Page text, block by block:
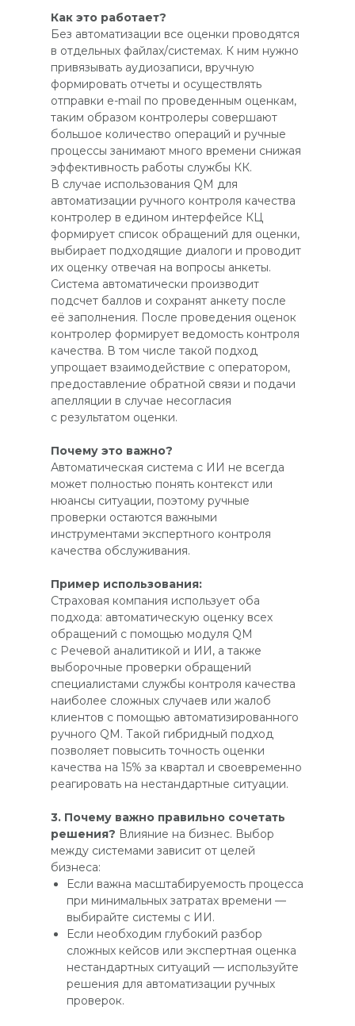
Как это работает?
Без автоматизации все оценки проводятся
в отдельных файлах/системах. К ним нужно
привязывать аудиозаписи, вручную
формировать отчеты и осуществлять
отправки e-mail по проведенным оценкам,
таким образом контролеры совершают
большое количество операций и ручные
процессы занимают много времени снижая
эффективность работы службы КК.
В случае использования QM для
автоматизации ручного контроля качества
контролер в едином интерфейсе КЦ
формирует список обращений для оценки,
выбирает подходящие диалоги и проводит
их оценку отвечая на вопросы анкеты.
Система автоматически производит
подсчет баллов и сохранят анкету после
её заполнения. После проведения оценок
контролер формирует ведомость контроля
качества. В том числе такой подход
упрощает взаимодействие с оператором,
предоставление обратной связи и подачи
апелляции в случае несогласия
с результатом оценки.
Почему это важно?
Автоматическая система с ИИ не всегда
может полностью понять контекст или
нюансы ситуации, поэтому ручные
проверки остаются важными
инструментами экспертного контроля
качества обслуживания.
Пример использования:
Страховая компания использует оба
подхода: автоматическую оценку всех
обращений с помощью модуля QM
с Речевой аналитикой и ИИ, а также
выборочные проверки обращений
специалистами службы контроля качества
наиболее сложных случаев или жалоб
клиентов с помощью автоматизированного
ручного QM. Такой гибридный подход
позволяет повысить точность оценки
качества на 15% за квартал и своевременно
реагировать на нестандартные ситуации.
3. Почему важно правильно сочетать
решения? Влияние на бизнес. Выбор
между системами зависит от целей
бизнеса:
Если важна масштабируемость процесса
при минимальных затратах времени —
выбирайте системы с ИИ.
Если необходим глубокий разбор
сложных кейсов или экспертная оценка
нестандартных ситуаций — используйте
решения для автоматизации ручных
проверок.